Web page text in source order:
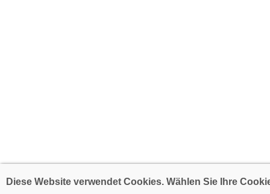
Diese Website verwendet Cookies. Wählen Sie Ihre